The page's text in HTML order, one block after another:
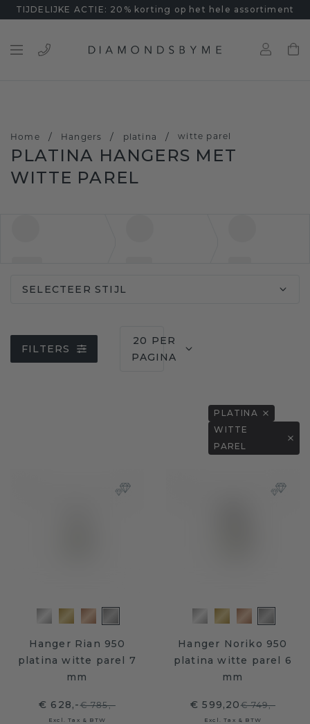
TIJDELIJKE ACTIE: 20% korting op het hele assortiment
Home / Hangers / platina / witte parel
PLATINA HANGERS MET
WITTE PAREL
SELECTEER STIJL
FILTERS
20 PER
PAGINA
PLATINA
WITTE
PAREL
Hanger Rian 950
platina witte parel 7
mm
€ 628,-€ 785,-
Excl. Tax & BTW
Hanger Noriko 950
platina witte parel 6
mm
€ 599,20€ 749,-
Excl. Tax & BTW